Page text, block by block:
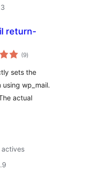
return-
(9puntuacions
totals
)
sets the
wp_mail.
actual
actives